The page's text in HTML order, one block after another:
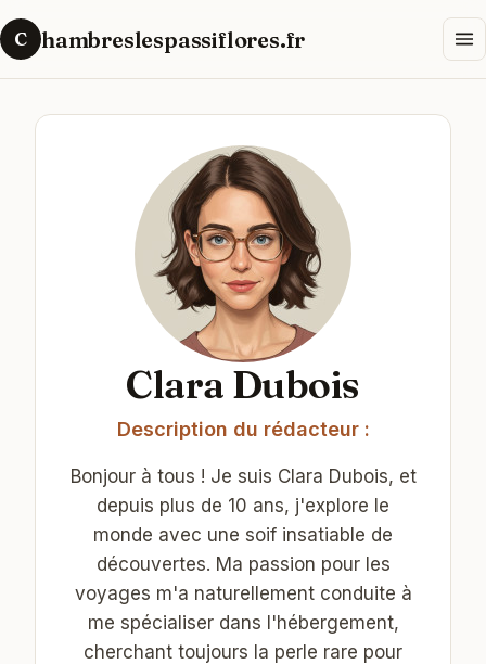
C hambreslespassiflores.fr
Clara Dubois
Description du rédacteur :
Bonjour à tous ! Je suis Clara Dubois, et
depuis plus de 10 ans, j'explore le
monde avec une soif insatiable de
découvertes. Ma passion pour les
voyages m'a naturellement conduite à
me spécialiser dans l'hébergement,
cherchant toujours la perle rare pour